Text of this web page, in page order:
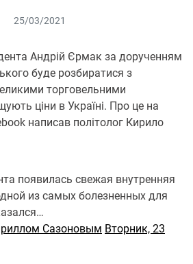
25/03/2021
Андрій Єрмак за дорученням
буде розбиратися з
торговельними
ціни в Україні. Про це на
написав політолог Кирило
появилась свежая внутренняя
из самых болезненных для
Сазоновым Вторник, 23